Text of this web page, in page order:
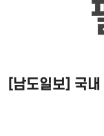
[남도일보] 국내